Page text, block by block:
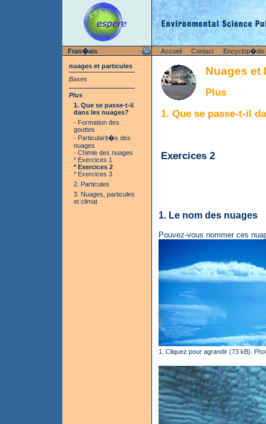
Fran�ais Accueil Contact Encyclop�die
nuages et particules
Bases
Plus
1. Que se passe-t-il
dans les nuages?
- Formation des
gouttes
- Particularit�s des
nuages
- Chimie des nuages
* Exercices 1
* Exercices 2
* Exercices 3
2. Particules
3. Nuages, particules
et climat
Nuages et
Plus
1. Que se passe-t-il
Exercices 2
1. Le nom des nuages
Pouvez-vous nommer ces
1. Cliquez pour agrandir (73 kB).